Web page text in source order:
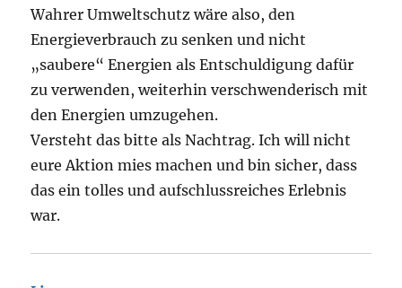
Wahrer Umweltschutz wäre also, den
Energieverbrauch zu senken und nicht
„saubere“ Energien als Entschuldigung dafür
zu verwenden, weiterhin verschwenderisch mit
den Energien umzugehen.
Versteht das bitte als Nachtrag. Ich will nicht
eure Aktion mies machen und bin sicher, dass
das ein tolles und aufschlussreiches Erlebnis
war.